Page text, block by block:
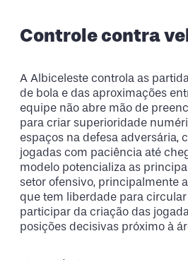
Controle contra
A Albiceleste controla as
de bola e das aproximações
equipe não abre mão de
para criar superioridade
espaços na defesa adversária,
jogadas com paciência até
modelo potencializa as
setor ofensivo, principalmente
que tem liberdade para
participar da criação das
posições decisivas próximo à